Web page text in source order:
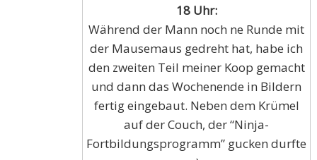
18 Uhr:
Während der Mann noch ne Runde mit
der Mausemaus gedreht hat, habe ich
den zweiten Teil meiner Koop gemacht
und dann das Wochenende in Bildern
fertig eingebaut. Neben dem Krümel
auf der Couch, der “Ninja-
Fortbildungsprogramm” gucken durfte